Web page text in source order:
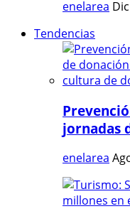
enelarea
Tendencias
jornadas
enelarea